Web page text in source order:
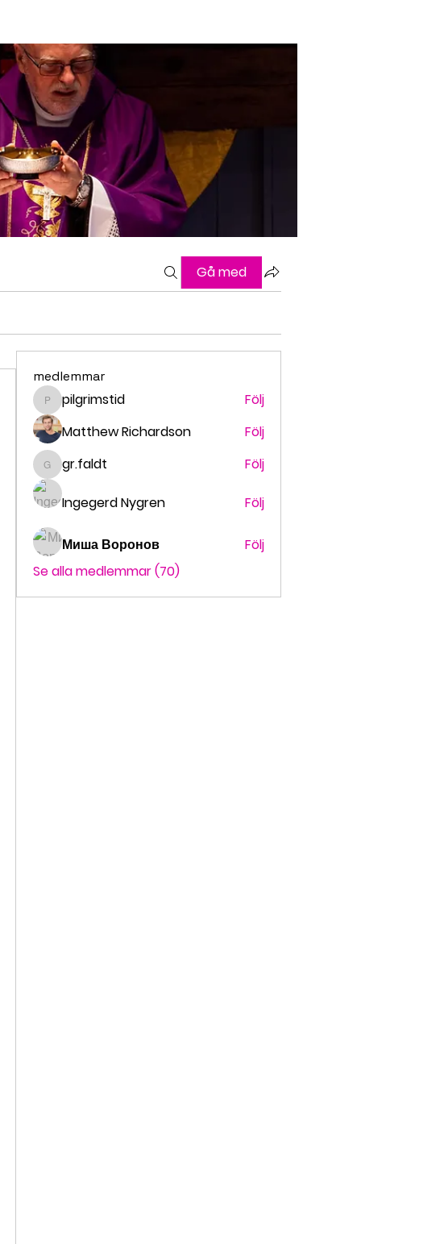
Gå med
medlemmar
pilgrimstid
pilgrimstid
Följ
Matthew Richardson
Följ
gr.faldt
gr.faldt Följ
Ingegerd Nygren Följ
Миша Воронов
Följ
Se alla medlemmar (70)